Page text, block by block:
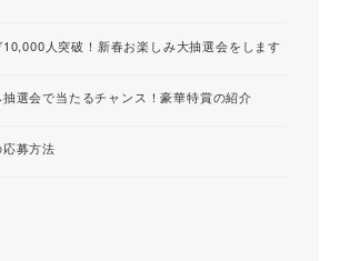
10,000人突破！新春お楽しみ大抽選会をします
抽選会で当たるチャンス！豪華特賞の紹介
募方法